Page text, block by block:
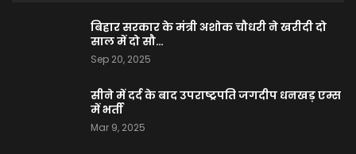
बिहार सरकार के मंत्री अशोक चौधरी ने खरीदी दो
साल में दो सौ…
Sep 20, 2025
सीने में दर्द के बाद उपराष्ट्रपति जगदीप धनखड़ एम्स
में भर्ती
Mar 9, 2025